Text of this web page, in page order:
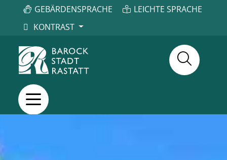
GEBÄRDENSPRACHE
LEICHTE SPRACHE
KONTRAST